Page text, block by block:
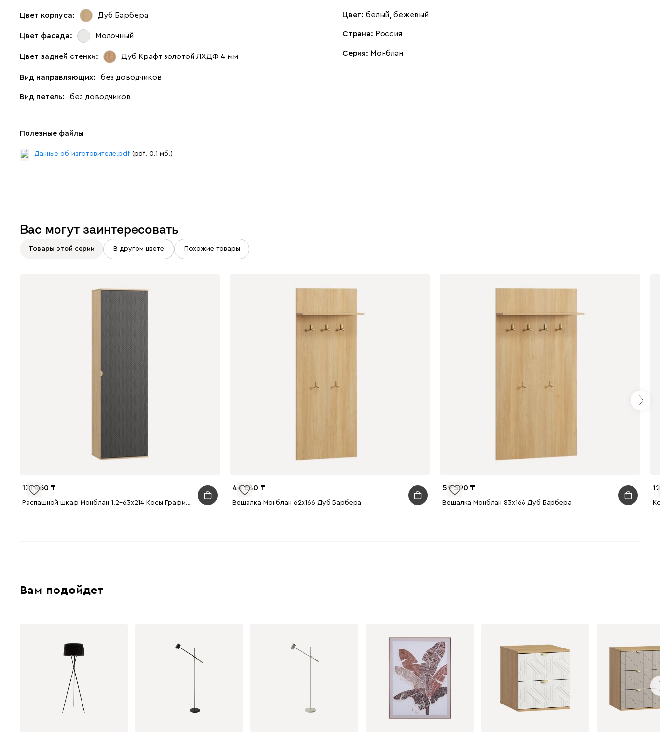
Цвет корпуса: Дуб Барбера
Цвет фасада: Молочный
Цвет задней стенки: Дуб Крафт золотой ЛХДФ 4 мм
Вид направляющих: без доводчиков
Вид петель: без доводчиков
Цвет: белый, бежевый
Страна: Россия
Серия: Монблан
Полезные файлы
Данные об изготовителе.pdf (pdf. 0.1 мб.)
Вас могут заинтересовать
Товары этой серии В другом цвете Похожие товары
171 460
Распашной шкаф Монблан 1.2-63x214 Косы Графитовый/Дуб Ирландский
44 680
Вешалка Монблан 62x166 Дуб Барбера
59 590
Вешалка Монблан 83x166 Дуб Барбера
Вам подойдет